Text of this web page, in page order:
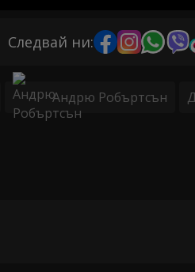
Следвай ни:
Андрю Робъртсън